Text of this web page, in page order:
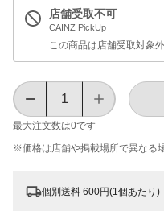
店舗受取不可
CAINZ PickUp
この商品は店舗受取対象
最大注文数は0です
※価格は​店舗や​掲載場所で​異なる​
個別送料 600円(1個あたり)